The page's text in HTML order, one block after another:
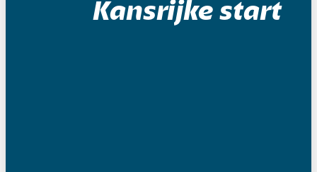
Kansrijke start